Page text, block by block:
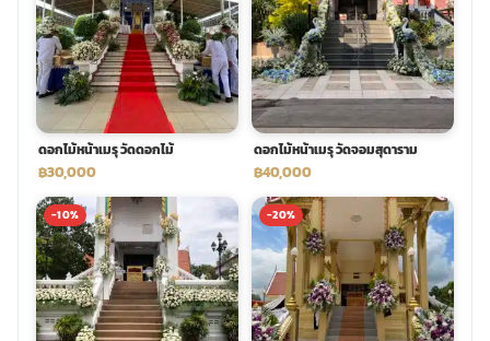
ร้านดอกไม้งานศพ ใกล้ฉัน
ดอกไม้งานศพ ราคาถูก
จัดดอกไม้งานศพ ราคา
ดอกไม้งานศพ ส่งฟรี
ดอกไม้งานศพ ออนไลน์
ส่งพวงหรีด ด่วน กรุงเทพ
ร้านพวงหรีด กรุงเทพ ส่งฟรี
พวงหรีด ปากคลองตลาด ราคา
พวงหรีด ส่งด่วน วันนี้
มรุ ส่งด่วน
น้าเมรุ กรุงเทพ
ดอกไม้หน้าเมรุ วัดดอกไม้
฿30,000
ดอกไม้หน้าเมรุ วัดจอมสุดาราม
฿40,000
-10% -20%